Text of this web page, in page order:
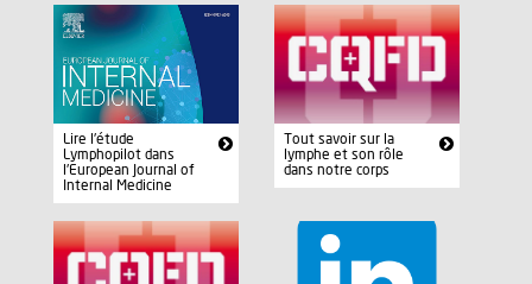
Lire l'étude
Lymphopilot dans
l'European Journal of
Internal Medicine
Tout savoir sur la
lymphe et son rôle
dans notre corps